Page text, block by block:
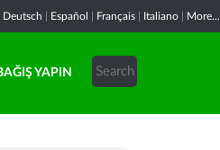
Deutsch Español Français Italiano More...
YAPIN